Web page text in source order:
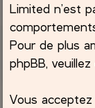
Limited n’est
Pour de plus
phpBB,
Vous